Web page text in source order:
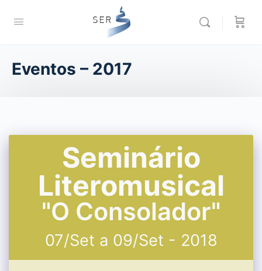
Eventos – 2017
Seminário
Literomusical
"O Consolador"
07/Set a 09/Set - 2018